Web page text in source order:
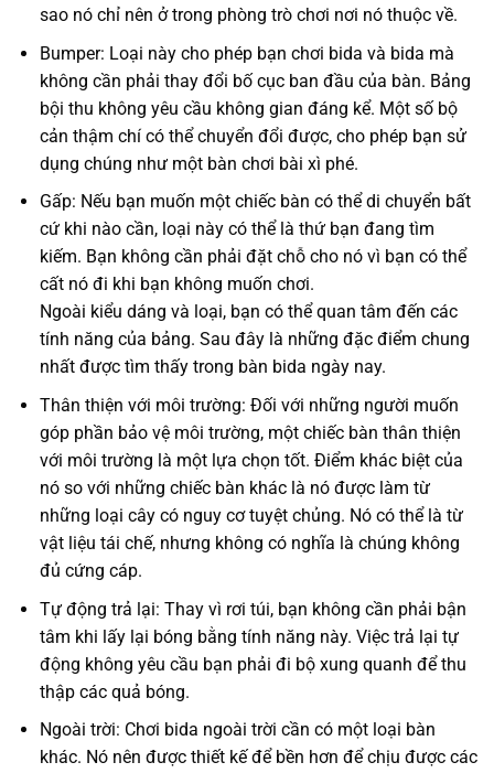
sao nó chỉ nên ở trong phòng trò chơi nơi nó thuộc về.
Bumper: Loại này cho phép bạn chơi bida và bida mà
không cần phải thay đổi bố cục ban đầu của bàn. Bảng
bội thu không yêu cầu không gian đáng kể. Một số bộ
cản thậm chí có thể chuyển đổi được, cho phép bạn sử
dụng chúng như một bàn chơi bài xì phé.
Gấp: Nếu bạn muốn một chiếc bàn có thể di chuyển bất
cứ khi nào cần, loại này có thể là thứ bạn đang tìm
kiếm. Bạn không cần phải đặt chỗ cho nó vì bạn có thể
cất nó đi khi bạn không muốn chơi.
Ngoài kiểu dáng và loại, bạn có thể quan tâm đến các
tính năng của bảng. Sau đây là những đặc điểm chung
nhất được tìm thấy trong bàn bida ngày nay.
Thân thiện với môi trường: Đối với những người muốn
góp phần bảo vệ môi trường, một chiếc bàn thân thiện
với môi trường là một lựa chọn tốt. Điểm khác biệt của
nó so với những chiếc bàn khác là nó được làm từ
những loại cây có nguy cơ tuyệt chủng. Nó có thể là từ
vật liệu tái chế, nhưng không có nghĩa là chúng không
đủ cứng cáp.
Tự động trả lại: Thay vì rơi túi, bạn không cần phải bận
tâm khi lấy lại bóng bằng tính năng này. Việc trả lại tự
động không yêu cầu bạn phải đi bộ xung quanh để thu
thập các quả bóng.
Ngoài trời: Chơi bida ngoài trời cần có một loại bàn
khác. Nó nên được thiết kế để bền hơn để chịu được các